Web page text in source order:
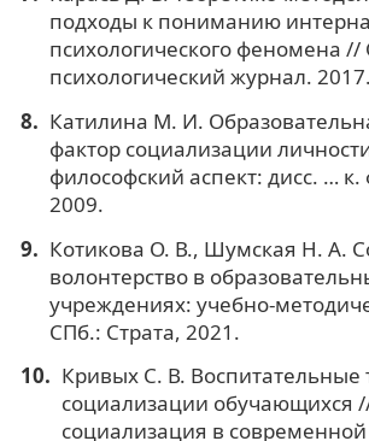
подходы к пониманию
психологического феномена //
психологический журнал.
Катилина М. И.
фактор социализации
философский аспект: дисс. …
2009.
Котикова О. В., Шумская Н. А.
волонтерство в
учреждениях: учебно-
СПб.: Страта, 2021.
Кривых С. В. Воспитательные
социализации обучающихся
социализация в современной